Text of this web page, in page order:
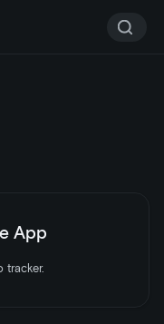
App
tracker.